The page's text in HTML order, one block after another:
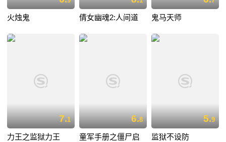
火烛鬼 倩女幽魂2:人间道 鬼马天师
7.1
力王之监狱力王
6.8
童军手册之僵尸启
5.9
监狱不设防